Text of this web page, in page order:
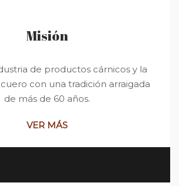
Misión
de productos cárnicos y la
con una tradición arraigada
de más de 60 años.
VER MÁS